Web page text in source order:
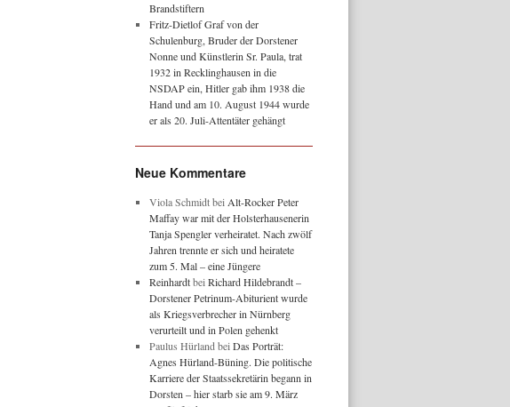
Brandstiftern
Fritz-Dietlof Graf von der
Schulenburg, Bruder der Dorstener
Nonne und Künstlerin Sr. Paula, trat
1932 in Recklinghausen in die
NSDAP ein, Hitler gab ihm 1938 die
Hand und am 10. August 1944 wurde
er als 20. Juli-Attentäter gehängt
Neue Kommentare
Viola Schmidtbei Alt-Rocker Peter
Maffay war mit der Holsterhausenerin
Tanja Spengler verheiratet. Nach zwölf
Jahren trennte er sich und heiratete
zum 5. Mal – eine Jüngere
Reinhardtbei Richard Hildebrandt –
Dorstener Petrinum-Abiturient wurde
als Kriegsverbrecher in Nürnberg
verurteilt und in Polen gehenkt
Paulus Hürland bei Das Porträt:
Agnes Hürland-Büning. Die politische
Karriere der Staatssekretärin begann in
Dorsten – hier starb sie am 9. März